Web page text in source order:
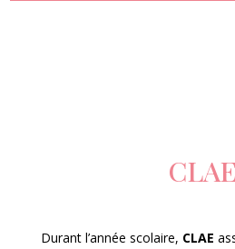
CLAE
Durant l’année scolaire, CLAE